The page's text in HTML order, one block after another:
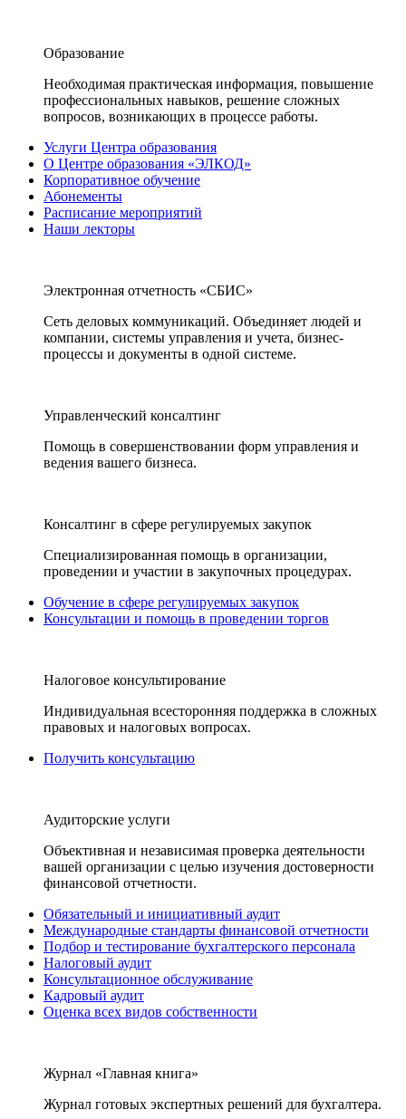
Образование
Необходимая практическая информация, повышение
профессиональных навыков, решение сложных
вопросов, возникающих в процессе работы.
Услуги Центра образования
О Центре образования «ЭЛКОД»
Корпоративное обучение
Абонементы
Расписание мероприятий
Наши лекторы
Электронная отчетность «СБИС»
Сеть деловых коммуникаций. Объединяет людей и
компании, системы управления и учета, бизнес-
процессы и документы в одной системе.
Управленческий консалтинг
Помощь в совершенствовании форм управления и
ведения вашего бизнеса.
Консалтинг в сфере регулируемых закупок
Специализированная помощь в организации,
проведении и участии в закупочных процедурах.
Обучение в сфере регулируемых закупок
Консультации и помощь в проведении торгов
Налоговое консультирование
Индивидуальная всесторонняя поддержка в сложных
правовых и налоговых вопросах.
Получить консультацию
Аудиторские услуги
Объективная и независимая проверка деятельности
вашей организации с целью изучения достоверности
финансовой отчетности.
Обязательный и инициативный аудит
Международные стандарты финансовой отчетности
Подбор и тестирование бухгалтерского персонала
Налоговый аудит
Консультационное обслуживание
Кадровый аудит
Оценка всех видов собственности
Журнал «Главная книга»
Журнал готовых экспертных решений для бухгалтера.